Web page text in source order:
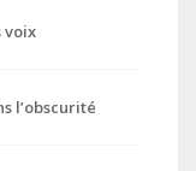
voix
l’obscurité